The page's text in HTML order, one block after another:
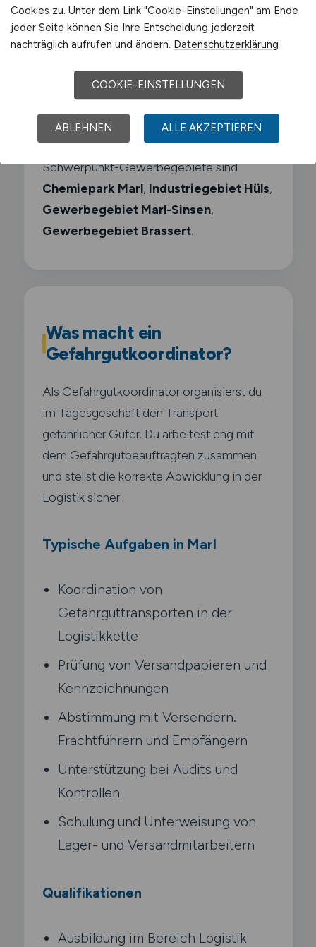
Oxea (jetzt OQ Chemicals)
Air Liquide
Schwerpunkt-Gewerbegebiete sind
Chemiepark Marl, Industriegebiet Hüls,
Gewerbegebiet Marl-Sinsen,
Gewerbegebiet Brassert.
Was macht ein
Gefahrgutkoordinator?
Als Gefahrgutkoordinator organisierst du
im Tagesgeschäft den Transport
gefährlicher Güter. Du arbeitest eng mit
dem Gefahrgutbeauftragten zusammen
und stellst die korrekte Abwicklung in der
Logistik sicher.
Typische Aufgaben in Marl
Koordination von
Gefahrguttransporten in der
Logistikkette
Prüfung von Versandpapieren und
Kennzeichnungen
Abstimmung mit Versendern.
Frachtführern und Empfängern
Unterstützung bei Audits und
Kontrollen
Schulung und Unterweisung von
Lager- und Versandmitarbeitern
Qualifikationen
Ausbildung im Bereich Logistik
Cookies zu. Unter dem Link "Cookie-Einstellungen" am Ende
jeder Seite können Sie Ihre Entscheidung jederzeit
nachträglich aufrufen und ändern. Datenschutzerklärung
COOKIE-EINSTELLUNGEN
ABLEHNEN ALLE AKZEPTIEREN